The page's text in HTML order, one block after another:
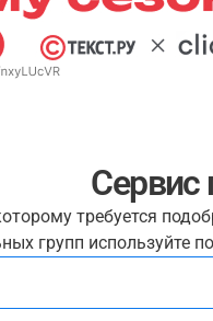
Сервис
требуется
групп используйте